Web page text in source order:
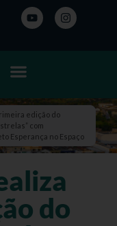
edição do
com
Esperança no Espaço
do